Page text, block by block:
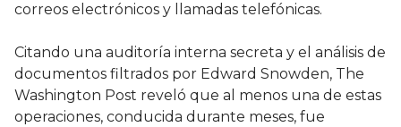
correos electrónicos y llamadas telefónicas.
Citando una auditoría interna secreta y el análisis de
documentos filtrados por Edward Snowden, The
Washington Post reveló que al menos una de estas
operaciones, conducida durante meses, fue